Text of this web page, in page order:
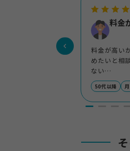
料金
料金が高
めたいと相
ない
個人的な退
い ので難
50代以降